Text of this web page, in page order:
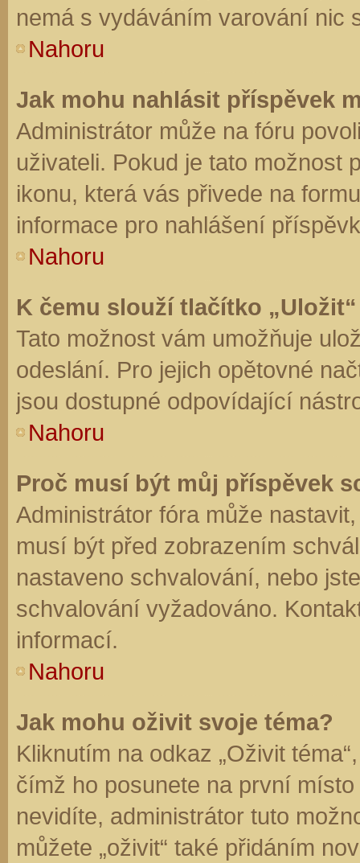
nemá s vydáváním varování nic
Nahoru
Jak mohu nahlásit příspěvek
Administrátor může na fóru
uživateli. Pokud je tato možnost
ikonu, která vás přivede na
informace pro nahlášení
Nahoru
K čemu slouží tlačítko
Tato možnost vám umožňuje
odeslání. Pro jejich opětovné
jsou dostupné odpovídající
Nahoru
Proč musí být můj příspěvek
Administrátor fóra může
musí být před zobrazením
nastaveno schvalování, nebo
schvalování vyžadováno.
informací.
Nahoru
Jak mohu oživit svoje téma?
Kliknutím na odkaz „Oživit
čímž ho posunete na první
nevidíte, administrátor tuto
můžete „oživit“ také přidáním